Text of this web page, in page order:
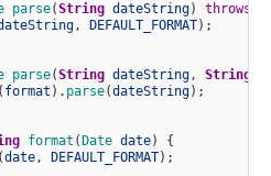
parse(String dateString) throws
, DEFAULT_FORMAT) ;
parse(String dateString, String
( format ) . parse(dateString) ;
format ( Date date)
{
(date, DEFAULT_FORMAT) ;